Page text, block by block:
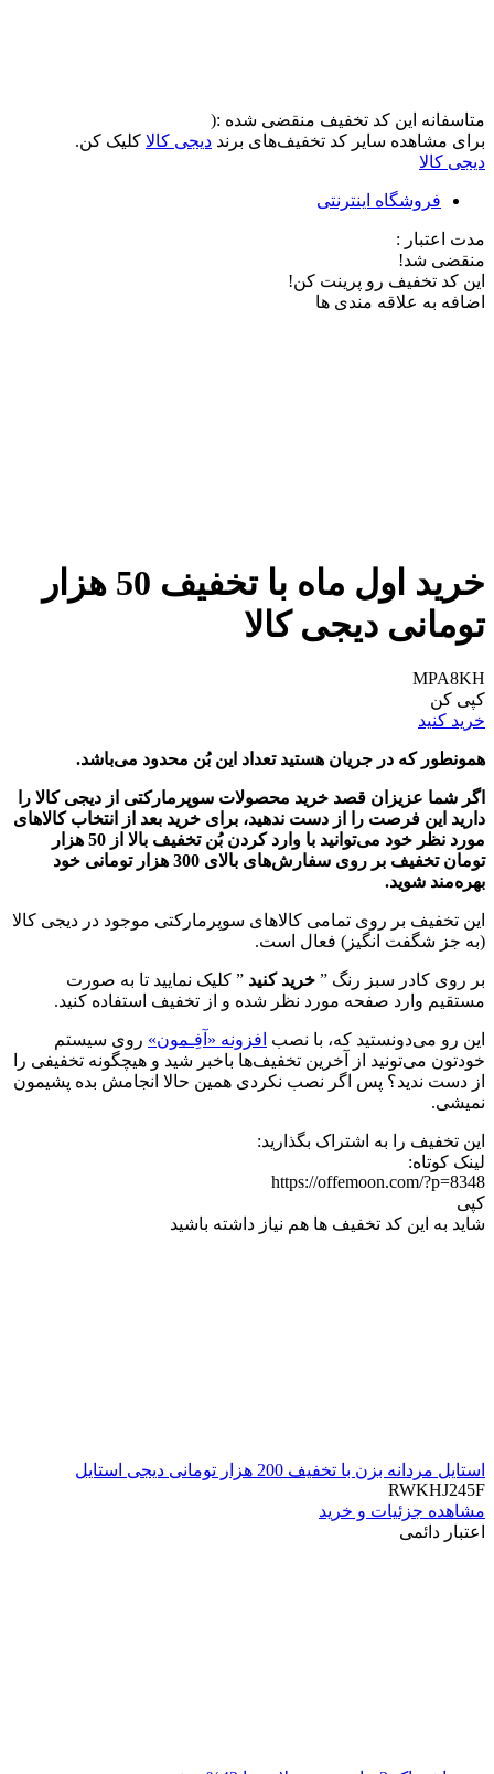
متاسفانه این کد تخفیف منقضی شده :(
برای مشاهده سایر کد تخفیف‌های برند دیجی کالا کلیک کن.
دیجی کالا
فروشگاه اینترنتی
مدت اعتبار :
منقضی شد!
این کد تخفیف رو پرینت کن!
اضافه به علاقه مندی ها
خرید اول ماه با تخفیف 50 هزار
تومانی دیجی کالا
MPA8KH
کپی کن
خرید کنید
همونطور که در جریان هستید تعداد این بُن محدود می‌باشد.
اگر شما عزیزان قصد خرید محصولات سوپرمارکتی از دیجی کالا را
دارید این فرصت را از دست ندهید، برای خرید بعد از انتخاب کالاهای
مورد نظر خود می‌توانید با وارد کردن بُن تخفیف بالا از 50 هزار
تومان تخفیف بر روی سفارش‌های بالای 300 هزار تومانی خود
بهره‌مند شوید.
این تخفیف بر روی تمامی کالاهای سوپرمارکتی موجود در دیجی کالا
(به جز شگفت انگیز) فعال است.
بر روی کادر سبز رنگ ” خرید کنید ” کلیک نمایید تا به صورت
مستقیم وارد صفحه مورد نظر شده و از تخفیف استفاده کنید.
این رو می‌دونستید که، با نصب افزونه «آفِـمون» روی سیستم
خودتون می‌تونید از آخرین تخفیف‌ها باخبر شید و هیچگونه تخفیفی را
از دست ندید؟ پس اگر نصب نکردی همین حالا انجامش بده پشیمون
نمیشی.
این تخفیف را به اشتراک بگذارید:
لینک کوتاه:
https://offemoon.com/?p=8348
کپی
شاید به این کد تخفیف ها هم نیاز داشته باشید
استایل مردانه بزن با تخفیف 200 هزار تومانی دیجی استایل
RWKHJ245F
مشاهده جزئیات و خرید
اعتبار دائمی